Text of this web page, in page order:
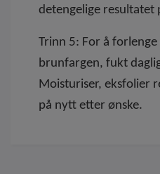
detengelige resultatet
Trinn 5: For å
brunfargen, fukt
Moisturiser, eksfolier
på nytt etter ønske.